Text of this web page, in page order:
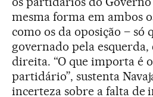
mesma forma em ambos
como os da oposição – só
governado pela
direita. “O que importa é
partidário”, sustenta
incerteza sobre a falta de